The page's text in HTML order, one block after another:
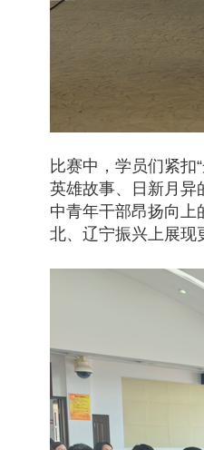
比赛中，学员们紧扣
英雄故事、日新月异
中青年干部昂扬向上
北、辽宁振兴上展现